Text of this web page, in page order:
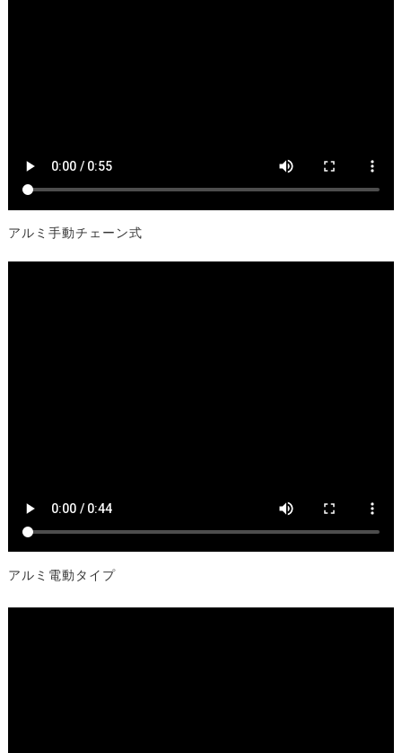
アルミ手動チェーン式
アルミ電動タイプ